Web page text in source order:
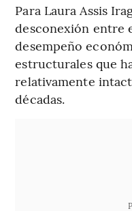
Para Laura Assis
desconexión entre
desempeño
estructurales que
relativamente
décadas.